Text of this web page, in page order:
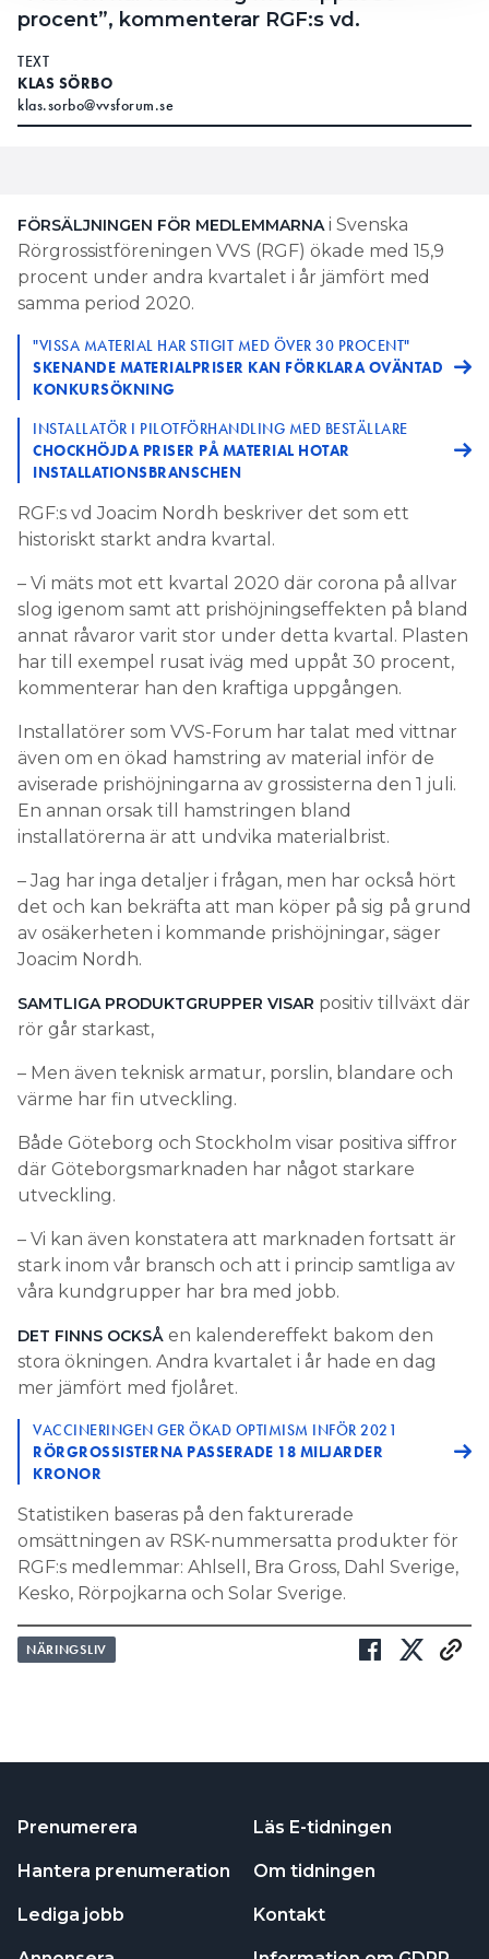
procent”, kommenterar RGF:s vd.
TEXT
KLAS SÖRBO
klas.sorbo@vvsforum.se
FÖRSÄLJNINGEN FÖR MEDLEMMARNAi Svenska
Rörgrossistföreningen VVS (RGF) ökade med 15,9
procent under andra kvartalet i år jämfört med
samma period 2020.
"VISSA MATERIAL HAR STIGIT MED ÖVER 30 PROCENT"
SKENANDE MATERIALPRISER KAN FÖRKLARA OVÄNTAD
KONKURSÖKNING
INSTALLATÖR I PILOTFÖRHANDLING MED BESTÄLLARE
CHOCKHÖJDA PRISER PÅ MATERIAL HOTAR
INSTALLATIONSBRANSCHEN
RGF:s vd Joacim Nordh beskriver det som ett
historiskt starkt andra kvartal.
– Vi mäts mot ett kvartal 2020 där corona på allvar
slog igenom samt att prishöjningseffekten på bland
annat råvaror varit stor under detta kvartal. Plasten
har till exempel rusat iväg med uppåt 30 procent,
kommenterar han den kraftiga uppgången.
Installatörer som VVS-Forum har talat med vittnar
även om en ökad hamstring av material inför de
aviserade prishöjningarna av grossisterna den 1 juli.
En annan orsak till hamstringen bland
installatörerna är att undvika materialbrist.
– Jag har inga detaljer i frågan, men har också hört
det och kan bekräfta att man köper på sig på grund
av osäkerheten i kommande prishöjningar, säger
Joacim Nordh.
SAMTLIGA PRODUKTGRUPPER VISAR positiv tillväxt där
rör går starkast,
– Men även teknisk armatur, porslin, blandare och
värme har fin utveckling.
Både Göteborg och Stockholm visar positiva siffror
där Göteborgsmarknaden har något starkare
utveckling.
– Vi kan även konstatera att marknaden fortsatt är
stark inom vår bransch och att i princip samtliga av
våra kundgrupper har bra med jobb.
DET FINNS OCKSÅ en kalendereffekt bakom den
stora ökningen. Andra kvartalet i år hade en dag
mer jämfört med fjolåret.
VACCINERINGEN GER ÖKAD OPTIMISM INFÖR 2021
RÖRGROSSISTERNA PASSERADE 18 MILJARDER
KRONOR
Statistiken baseras på den fakturerade
omsättningen av RSK-nummersatta produkter för
RGF:s medlemmar: Ahlsell, Bra Gross, Dahl Sverige,
Kesko, Rörpojkarna och Solar Sverige.
NÄRINGSLIV
Prenumerera
Hantera prenumeration
Lediga jobb
Läs E-tidningen
Om tidningen
Kontakt